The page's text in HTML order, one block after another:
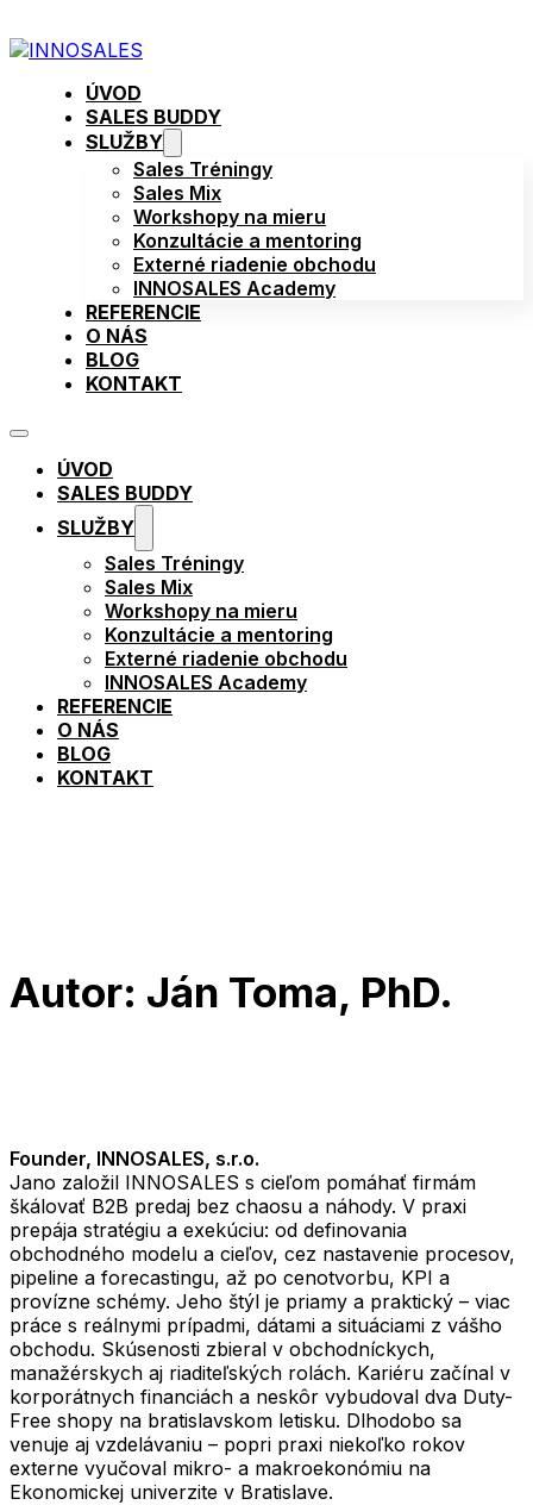
ÚVOD
SALES BUDDY
SLUŽBY
Sales Tréningy
Sales Mix
Workshopy na mieru
Konzultácie a mentoring
Externé riadenie obchodu
INNOSALES Academy
REFERENCIE
O NÁS
BLOG
KONTAKT
ÚVOD
SALES BUDDY
SLUŽBY
Sales Tréningy
Sales Mix
Workshopy na mieru
Konzultácie a mentoring
Externé riadenie obchodu
INNOSALES Academy
REFERENCIE
O NÁS
BLOG
KONTAKT
Autor: Ján Toma, PhD.
Founder, INNOSALES, s.r.o.
Jano založil INNOSALES s cieľom pomáhať firmám
škálovať B2B predaj bez chaosu a náhody. V praxi
prepája stratégiu a exekúciu: od definovania
obchodného modelu a cieľov, cez nastavenie procesov,
pipeline a forecastingu, až po cenotvorbu, KPI a
provízne schémy. Jeho štýl je priamy a praktický – viac
práce s reálnymi prípadmi, dátami a situáciami z vášho
obchodu. Skúsenosti zbieral v obchodníckych,
manažérskych aj riaditeľských rolách. Kariéru začínal v
korporátnych financiách a neskôr vybudoval dva Duty-
Free shopy na bratislavskom letisku. Dlhodobo sa
venuje aj vzdelávaniu – popri praxi niekoľko rokov
externe vyučoval mikro- a makroekonómiu na
Ekonomickej univerzite v Bratislave.